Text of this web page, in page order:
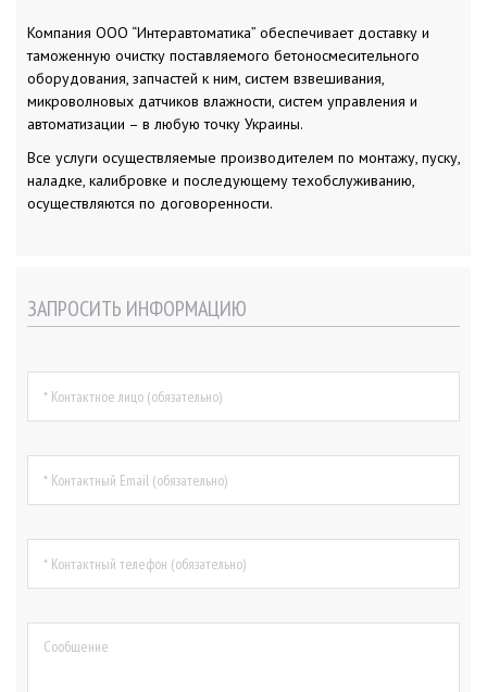
Компания ООО “Интеравтоматика” обеспечивает доставку и
таможенную очистку поставляемого бетоносмесительного
оборудования, запчастей к ним, систем взвешивания,
микроволновых датчиков влажности, систем управления и
автоматизации – в любую точку Украины.
Все услуги осуществляемые производителем по монтажу, пуску,
наладке, калибровке и последующему техобслуживанию,
осуществляются по договоренности.
ЗАПРОСИТЬ ИНФОРМАЦИЮ